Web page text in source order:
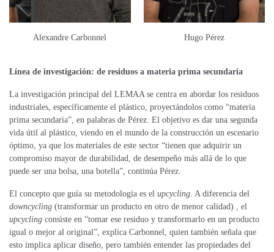
Alexandre Carbonnel Hugo Pérez
Línea de investigación: de residuos a materia prima secundaria
La investigación principal del LEMAA se centra en abordar los residuos
industriales, específicamente el plástico, proyectándolos como “materia
prima secundaria”, en palabras de Pérez. El objetivo es dar una segunda
vida útil al plástico, viendo en el mundo de la construcción un escenario
óptimo, ya que los materiales de este sector “tienen que adquirir un
compromiso mayor de durabilidad, de desempeño más allá de lo que
puede ser una bolsa, una botella”, continúa Pérez.
El concepto que guía su metodología es el upcycling . A diferencia del
downcycling (transformar un producto en otro de menor calidad) , el
upcycling consiste en “tomar ese residuo y transformarlo en un producto
igual o mejor al original”, explica Carbonnel, quien también señala que
esto implica aplicar diseño, pero también entender las propiedades del